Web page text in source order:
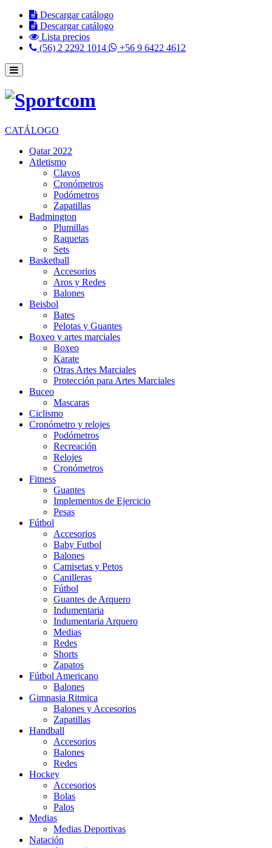
Descargar catálogo
Descargar catálogo
Lista precios
(56) 2 2292 1014
+56 9 6422 4612
CATÁLOGO
Qatar 2022
Atletismo
Clavos
Cronómetros
Podómetros
Zapatillas
Badmington
Plumillas
Raquetas
Sets
Basketball
Accesorios
Aros y Redes
Balones
Beisbol
Bates
Pelotas y Guantes
Boxeo y artes marciales
Boxeo
Karate
Otras Artes Marciales
Protección para Artes Marciales
Buceo
Mascaras
Ciclismo
Cronómetro y relojes
Podómetros
Recreación
Relojes
Cronómetros
Fitness
Guantes
Implementos de Ejercicio
Pesas
Fútbol
Accesorios
Baby Futbol
Balones
Camisetas y Petos
Canilleras
Fútbol
Guantes de Arquero
Indumentaria
Indumentaria Arquero
Medias
Redes
Shorts
Zapatos
Fútbol Americano
Balones
Gimnasia Ritmica
Balones y Accesorios
Zapatillas
Handball
Accesorios
Balones
Redes
Hockey
Accesorios
Bolas
Palos
Medias
Medias Deportivas
Natación